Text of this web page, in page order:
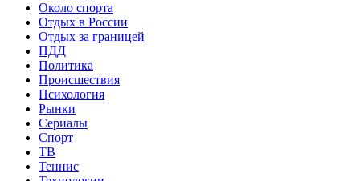
Около спорта
Отдых в России
Отдых за границей
ПДД
Политика
Происшествия
Психология
Рынки
Сериалы
Спорт
ТВ
Теннис